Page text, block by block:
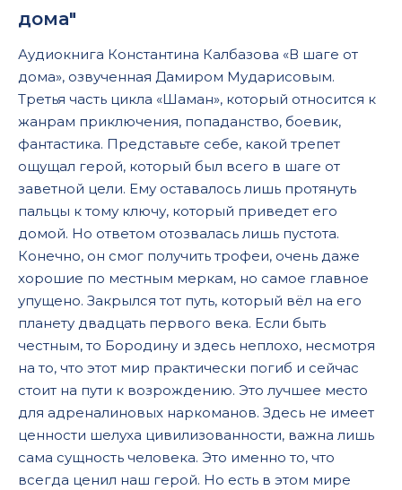
14_Epilog
дома"
Аудиокнига Константина Калбазова «В шаге от
дома», озвученная Дамиром Мударисовым.
Третья часть цикла «Шаман», который относится к
жанрам приключения, попаданство, боевик,
фантастика. Представьте себе, какой трепет
ощущал герой, который был всего в шаге от
заветной цели. Ему оставалось лишь протянуть
пальцы к тому ключу, который приведет его
домой. Но ответом отозвалась лишь пустота.
Конечно, он смог получить трофеи, очень даже
хорошие по местным меркам, но самое главное
упущено. Закрылся тот путь, который вёл на его
планету двадцать первого века. Если быть
честным, то Бородину и здесь неплохо, несмотря
на то, что этот мир практически погиб и сейчас
стоит на пути к возрождению. Это лучшее место
для адреналиновых наркоманов. Здесь не имеет
ценности шелуха цивилизованности, важна лишь
сама сущность человека. Это именно то, что
всегда ценил наш герой. Но есть в этом мире